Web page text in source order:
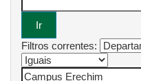
Filtros correntes: